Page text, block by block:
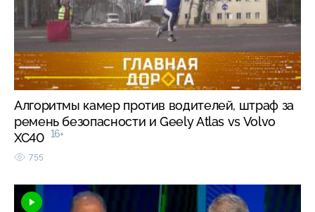
Алгоритмы камер против водителей, штраф за
ремень безопасности и Geely Atlas vs Volvo
XC40 16+
755